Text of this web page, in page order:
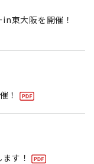
東大阪を開催！
！
す！